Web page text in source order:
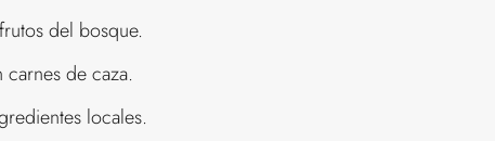
del bosque.
de caza.
locales.